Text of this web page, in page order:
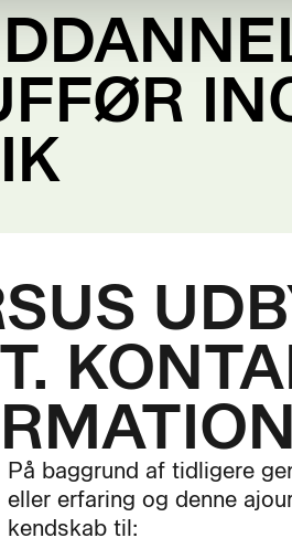
På baggrund af tidligere
eller erfaring og denne
kendskab til: